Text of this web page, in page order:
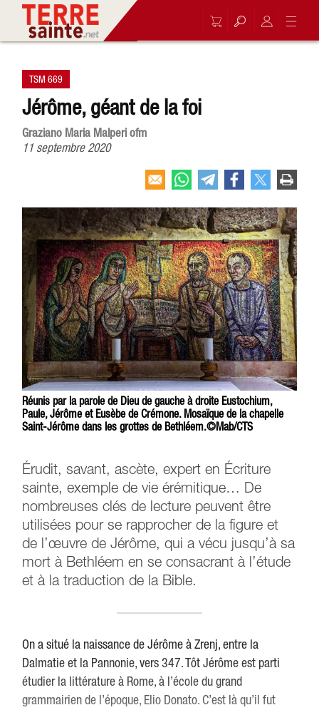
TSM 669
Jérôme, géant de la foi
Graziano Maria Malperi ofm
11 septembre 2020
Réunis par la parole de Dieu de gauche à droite Eustochium,
Paule, Jérôme et Eusèbe de Crémone. Mosaïque de la chapelle
Saint-Jérôme dans les grottes de Bethléem.©Mab/CTS
Érudit, savant, ascète, expert en Écriture
sainte, exemple de vie érémitique… De
nombreuses clés de lecture peuvent être
utilisées pour se rapprocher de la figure et
de l’œuvre de Jérôme, qui a vécu jusqu’à sa
mort à Bethléem en se consacrant à l’étude
et à la traduction de la Bible.
On a situé la naissance de Jérôme à Zrenj, entre la
Dalmatie et la Pannonie, vers 347. Tôt Jérôme est parti
étudier la littérature à Rome, à l’école du grand
grammairien de l’époque, Elio Donato. C’est là qu’il fut